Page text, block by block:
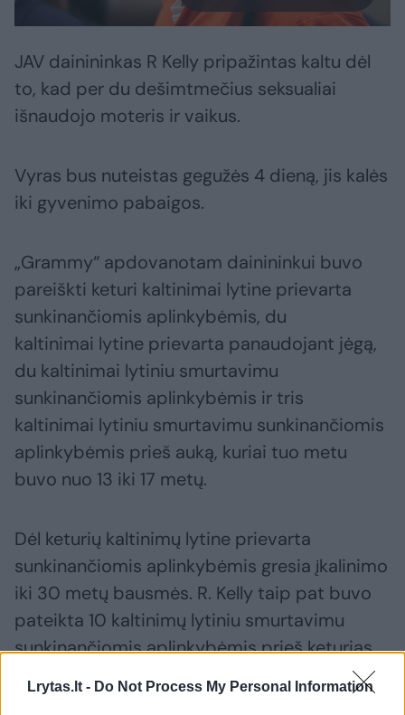
Lrytas.lt - Do Not Process My Personal Information
JAV dainininkas R Kelly pripažintas kaltu dėl
to, kad per du dešimtmečius seksualiai
išnaudojo moteris ir vaikus.
Vyras bus nuteistas gegužės 4 dieną, jis kalės
iki gyvenimo pabaigos.
„Grammy“ apdovanotam dainininkui buvo
pareiškti keturi kaltinimai lytine prievarta
sunkinančiomis aplinkybėmis, du
kaltinimai lytine prievarta panaudojant jėgą,
du kaltinimai lytiniu smurtavimu
sunkinančiomis aplinkybėmis ir tris
kaltinimai lytiniu smurtavimu sunkinančiomis
aplinkybėmis prieš auką, kuriai tuo metu
buvo nuo 13 iki 17 metų.
Dėl keturių kaltinimų lytine prievarta
sunkinančiomis aplinkybėmis gresia įkalinimo
iki 30 metų bausmės. R. Kelly taip pat buvo
pateikta 10 kaltinimų lytiniu smurtavimu
sunkinančiomis aplinkybėmis prieš keturias
moteris, kurių trys įtariamų nusikaltimų metu
buvo nepilnametės. Nauji kaltinimai, regis, yra